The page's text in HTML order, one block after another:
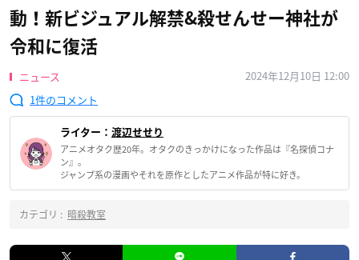
動！新ビジュアル解禁&殺せんせー神社が
令和に復活
ニュース
2024年12月10日 12:00
1
ライター： 渡辺せせり
アニメオタク歴20年。オタクのきっかけになった作品は『名探偵コナ
ン』。
ジャンプ系の漫画やそれを原作としたアニメ作品が特に好き。
カテゴリ : 暗殺教室